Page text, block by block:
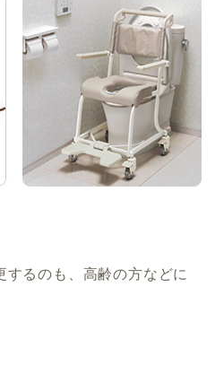
するのも、高齢の方などに